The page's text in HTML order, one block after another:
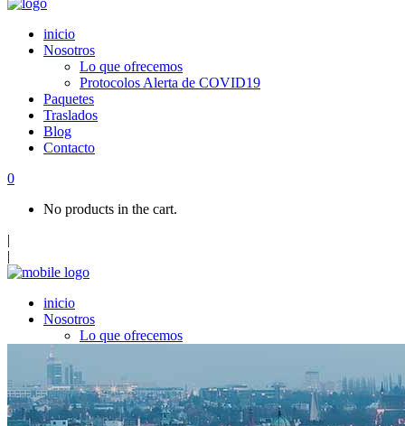
inicio
Nosotros
Lo que ofrecemos
Protocolos Alerta de COVID19
Paquetes
Traslados
Blog
Contacto
0
No products in the cart.
|
|
inicio
Nosotros
Lo que ofrecemos
Paquetes
Traslados
Blog
Contacto